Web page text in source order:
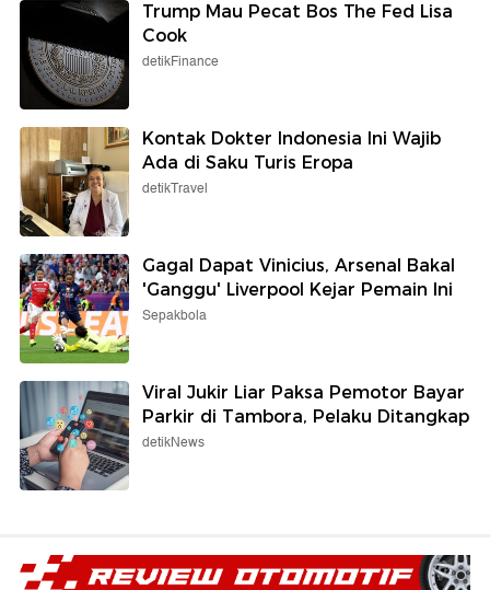
Trump Mau Pecat Bos The Fed Lisa
Cook
detikFinance
Kontak Dokter Indonesia Ini Wajib
Ada di Saku Turis Eropa
detikTravel
Gagal Dapat Vinicius, Arsenal Bakal
'Ganggu' Liverpool Kejar Pemain Ini
Sepakbola
Viral Jukir Liar Paksa Pemotor Bayar
Parkir di Tambora, Pelaku Ditangkap
detikNews